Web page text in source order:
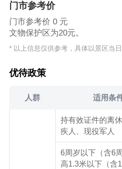
门市参考价
门市参考价 0 元
文物保护区为20元。
* 以上信息仅供参考，具体以景区当
优待政策
人群 适用条
持有效证件的离
疾人、现役军人
6周岁以下（含6
高1.3米以下（含